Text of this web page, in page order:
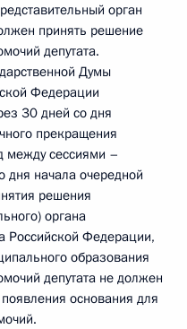
орган
принять решение
депутата.
Думы
Федерации
30 дней со дня
прекращения
между сессиями –
дня начала очередной
решения
органа
Российской Федерации,
образования
депутата не должен
основания для